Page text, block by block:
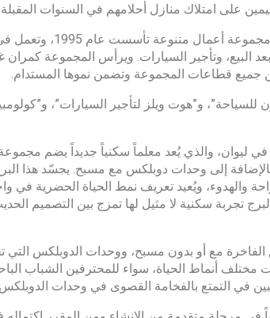
على امتلاك منازل أحلامهم في السنوات المقبلة.
وتُعد “إمباير ديفيلوبمنتس” جزءاً من مجموعة “غني
البيع، وتأجير السيارات. ويرأس المجموعة كمران
جميع قطاعات المجموعة وتضمن نموها المستدام.
و”هوت ويلز لتأجير السيارات”،
ليوان، والذي يُعد معلماً سكنياً جديداً يضم
إلى وحدات دوبلكس مع مسبح. يجسّد هذا
والهدوء، ويُعيد تعريف نمط الحياة الحضرية في
تجربة سكنية لا مثيل لها تمزج بين التصميم
الشقق الفاخرة مع أو بدون مسبح، ووحدات الدوبلكس
مختلف أنماط الحياة، سواء للمحترفين الشباب
في التمتع بالفخامة القصوى في وحدات